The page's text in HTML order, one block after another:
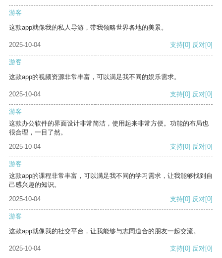
游客
这款app就像我的私人导游，带我领略世界各地的美景。
2025-10-04 支持[0] 反对[0]
游客
这款app的视频资源非常丰富，可以满足我不同的娱乐需求。
2025-10-04 支持[0] 反对[0]
游客
这款办公软件的界面设计非常简洁，使用起来非常方便。功能的布局也
很合理，一目了然。
2025-10-04
支持[0] 反对[0]
游客
这款app的课程非常丰富，可以满足我不同的学习需求，让我能够找到自
己感兴趣的知识。
2025-10-04
支持[0] 反对[0]
游客
这款app就像我的社交平台，让我能够与志同道合的朋友一起交流。
2025-10-04 支持[0] 反对[0]